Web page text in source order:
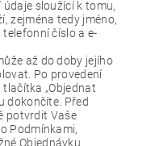
sloužící k tomu,
zejména tedy jméno,
číslo a e-
až do doby jejího
Po provedení
„Objednat
dokončíte. Před
potvrdit Vaše
Podmínkami,
Objednávku